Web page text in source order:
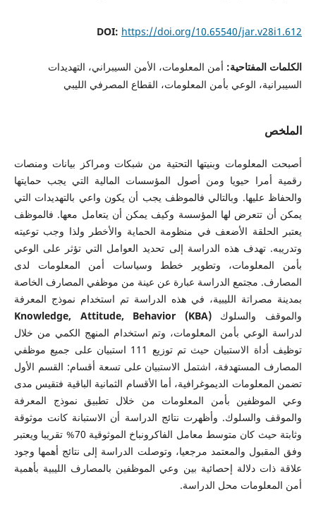
DOI: https://doi.org/10.65540/jar.v28i1.612
الكلمات المفتاحية: أمن المعلومات، الأمن السيبراني، التهديدات
السيبرانية، الوعي بأمن المعلومات، القطاع المصرفي الليبي
الملخص
أصبحت المعلومات وبنيتها التحتية من شبكات ومراكز بيانات ومنصات
رقمية أمرا حيويا ومن أصول المؤسسات المالية التي يجب حمايتها
والحفاظ عليها. وبالتالي فالموظف يجب أن يكون واعي بالتهديدات التي
يمكن أن تتعرض لها المؤسسة وكيف يمكن أن يتعامل معها. فالموظف
يعتبر الحلقة الأضعف في منظومة الحماية والأخطر ولذا وجب توعيته
وتدريبه. تهدف هذه الدراسة إلى تحديد العوامل التي تؤثر على الوعي
بأمن المعلومات، وتطوير خطط وسياسات أمن المعلومات لدى
المصارف. مجتمع الدراسة عبارة عن عينة من موظفي المصارف الخاصة
بمدينة مصراتة الليبية، في هذه الدراسة تم استخدام نموذج المعرفة
والموقف والسلوك(KBA) Knowledge, Attitude, Behavior
لدراسة الوعي بأمن المعلومات، وتم استخدام المنهج الكمي من خلال
توظيف أداة الاستبيان حيث تم توزيع 111 استبيان على جميع موظفي
المصارف المستهدفة، اشتمل الاستبيان على تسعة أقسام: القسم الأول
تضمن المعلومات الديموغرافية، أما الأقسام الثمانية الباقية فتقيس مدى
وعي الموظفين بأمن المعلومات من خلال تطبيق نموذج المعرفة
والموقف والسلوك. وأظهرت نتائج الدراسة أن الاستبانة كانت موثوقة
وثابتة حيث كان متوسط معامل الفاكرونباخ الموثوقية 70% تقريبا ويعتبر
وفق المقبول والمعتمد مرجعيا، وتوصلت الدراسة إلى نتائج أهمها وجود
علاقة ذات دلالة إحصائية بين وعي الموظفين بالمصارف الليبية بأهمية
أمن المعلومات محل الدراسة.